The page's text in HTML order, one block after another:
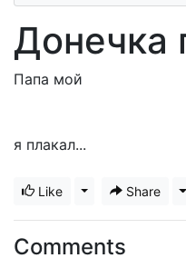
Донечка
Папа мой
я плакал...
Like Toggle Dropdown
Share
Comments